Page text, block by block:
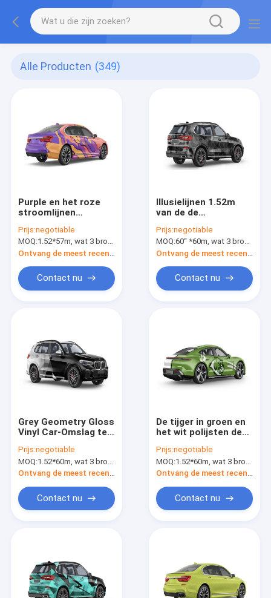
Alle Producten (349)
Purple en het roze
stroomlijnen
Volledige Broodje van
de Autoomslag, het
Polymere
Automateriaal van de
Lichaamsomslag
Prijs:negotiable
MOQ:1.52*57m, wat 3 broodjes van 1.52*19m betekent
Contact nu
Illusielijnen 1.52m
van de de
Voertuigomslag
Materieel, Polymeer
Vinylbroodje
Prijs:negotiable
MOQ:60“ *60m, wat 3 broodjes van 60“ *20m betekent
Contact nu
Grey Geometry Gloss
Vinyl Car-Omslag ter
ISO Goedkeuring
Prijs:negotiable
MOQ:1.52*60m, wat 3 broodjes van 1.52*20m betekent
Contact nu
De tijger in groen en
het wit polijsten de
Autoomslag 80mic
50mic
Prijs:negotiable
MOQ:1.52*60m, wat 3 broodjes van 1.52*20m betekent
Contact nu